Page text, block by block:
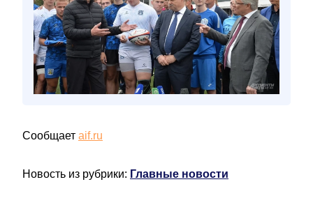
Сообщает aif.ru
Новость из рубрики: Главные новости